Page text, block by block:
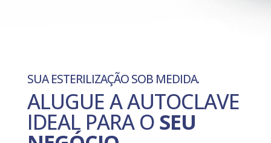
SUA ESTERILIZAÇÃO SOB MEDIDA.
ALUGUE A AUTOCLAVE
IDEAL PARA OSEU